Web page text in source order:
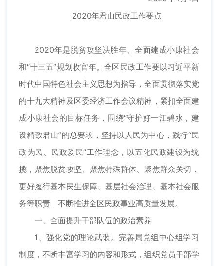
2020年君山民政工作要点
2020年是脱贫攻坚决胜年、全面建成小康社会
和“十三五”规划收官年。全区民政工作要以习近平新
时代中国特色社会主义思想为指导，全面贯彻落实党
的十九大精神及区委经济工作会议精神，紧扣全面建
成小康社会的目标任务，围绕“守护好一江碧水，建
设精致君山”的总要求，坚持以人民为中心，践行“民
政为民、民政爱民”工作理念，以五化民政建设为统
揽，聚焦脱贫攻坚、聚焦特殊群体、聚焦群众关切，
更好履行基本民生保障、基层社会治理、基本社会服
务等职责，不断推进全区民政事业高质量发展。
一、全面提升干部队伍的政治素养
1、强化党的理论武装。完善局党组中心组学习
制度，不断丰富学习的内容和形式，组织党员干部学